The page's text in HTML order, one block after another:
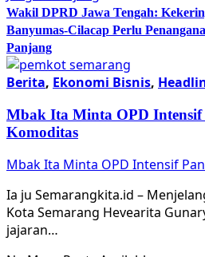
Wakil DPRD Jawa Tengah:
Banyumas-Cilacap Perlu
Panjang
Berita, Ekonomi Bisnis,
Mbak Ita Minta OPD Intensif
Komoditas
Mbak Ita Minta OPD Intensif
Ia ju Semarangkita.id –
Kota Semarang Hevearita
jajaran…